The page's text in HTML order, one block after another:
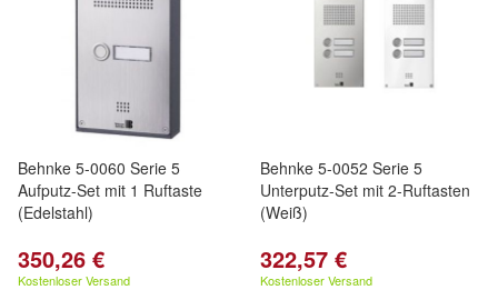
Behnke 5-0060 Serie 5
Aufputz-Set mit 1 Ruftaste
(Edelstahl)
350,26 €
Kostenloser Versand
Behnke 5-0052 Serie 5
Unterputz-Set mit 2-Ruftasten
(Weiß)
322,57 €
Kostenloser Versand